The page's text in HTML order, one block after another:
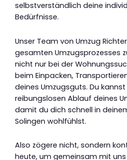
selbstverständlich deine
Bedürfnisse.
Unser Team von Umzug
gesamten Umzugsprozesses
nicht nur bei der
beim Einpacken,
deines Umzugsguts. Du
reibungslosen Ablauf deines
damit du dich schnell in
Solingen wohlfühlst.
Also zögere nicht, sondern
heute, um gemeinsam mit